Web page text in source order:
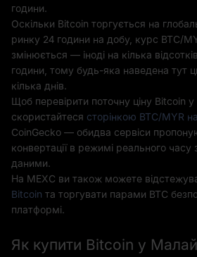
години.
Оскільки Bitcoin торгується на
ринку 24 години на добу, курс BTC/
змінюється — іноді на кілька
години, тому будь-яка наведена тут
кілька днів.
Щоб перевірити поточну ціну Bitcoin у
скористайтеся сторінкою BTC/MYR
CoinGecko — обидва сервіси
конвертації в режимі реального часу
даними.
На MEXC ви також можете
Bitcoin та торгувати парами BTC
платформі.
Як купити Bitcoin у